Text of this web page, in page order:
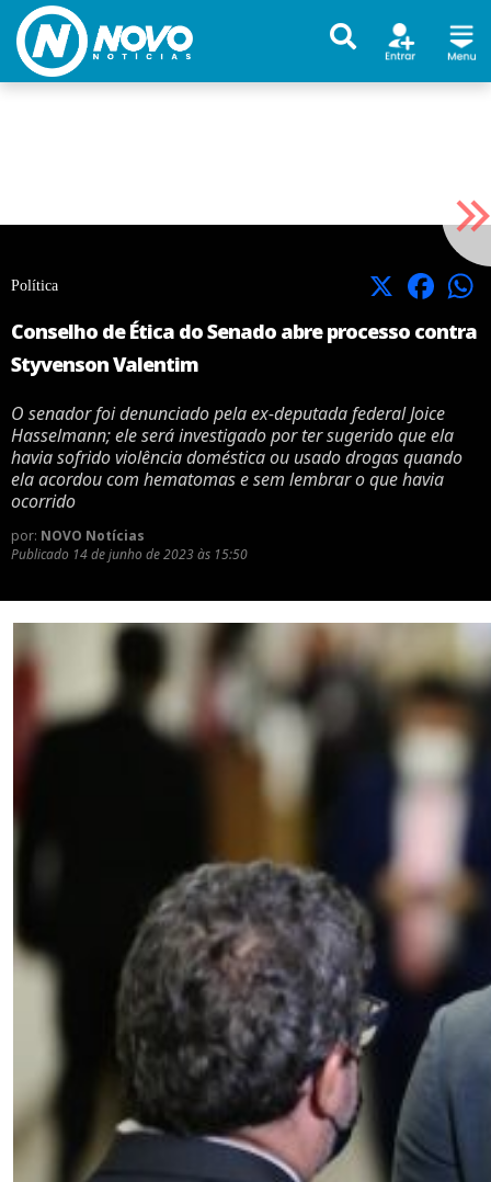
Política X Facebook
Conselho de Ética do Senado abre processo contra
Styvenson Valentim
O senador foi denunciado pela ex-deputada federal Joice
Hasselmann; ele será investigado por ter sugerido que ela
havia sofrido violência doméstica ou usado drogas quando
ela acordou com hematomas e sem lembrar o que havia
ocorrido
por: NOVO Notícias
Publicado 14 de junho de 2023 às 15:50